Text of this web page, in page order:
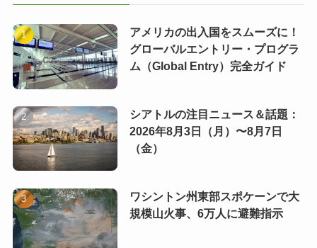
アメリカの出入国をスムーズに！
グローバルエントリー・プログラ
ム（Global Entry）完全ガイド
シアトルの注目ニュース＆話題：
2026年8月3日（月）〜8月7日
（金）
ワシントン州東部スポケーンで大
規模山火事、6万人に避難指示